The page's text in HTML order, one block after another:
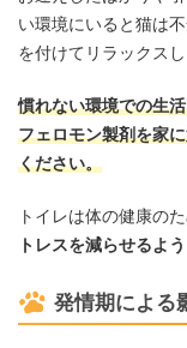
い環境にいると猫は
を付けてリラックスし
慣れない環境での生
フェロモン製剤を家
ください。
トイレは体の健康の
トレスを減らせるよ
発情期による